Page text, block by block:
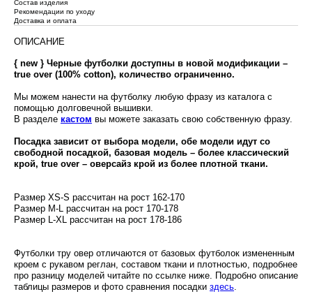
Состав изделия
Рекомендации по уходу
Доставка и оплата
ОПИСАНИЕ
{ new } Черные футболки доступны в новой модификации –
true over (100% cotton), количество ограниченно.
Мы можем нанести на футболку любую фразу из каталога с
помощью долговечной вышивки.
В разделе кастом вы можете заказать свою собственную фразу.
Посадка зависит от выбора модели, обе модели идут со
свободной посадкой, базовая модель – более классический
крой, true over – оверсайз крой из более плотной ткани.
Размер XS-S рассчитан на рост 162-170
Размер M-L рассчитан на рост 170-178
Размер L-XL рассчитан на рост 178-186
Футболки тру овер отличаются от базовых футболок измененным
кроем с рукавом реглан, составом ткани и плотностью, подробнее
про разницу моделей читайте по ссылке ниже. Подробно описание
таблицы размеров и фото сравнения посадки здесь